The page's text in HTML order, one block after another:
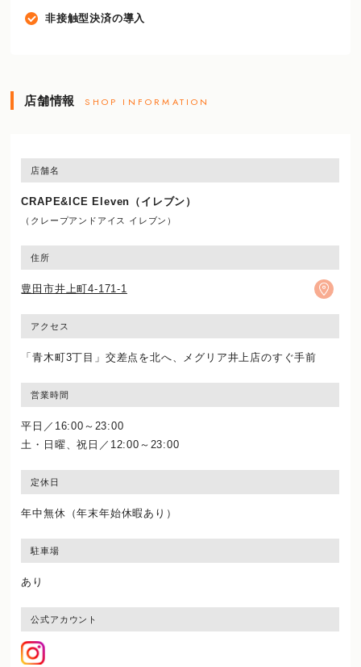
非接触型決済の導入
店舗情報 SHOP INFORMATION
店舗名
CRAPE&ICE Eleven（イレブン）
（クレープアンドアイス イレブン）
住所
豊田市井上町4-171-1
アクセス
「青木町3丁目」交差点を北へ、メグリア井上店のすぐ手前
営業時間
平日／16:00～23:00
土・日曜、祝日／12:00～23:00
定休日
年中無休（年末年始休暇あり）
駐車場
あり
公式アカウント